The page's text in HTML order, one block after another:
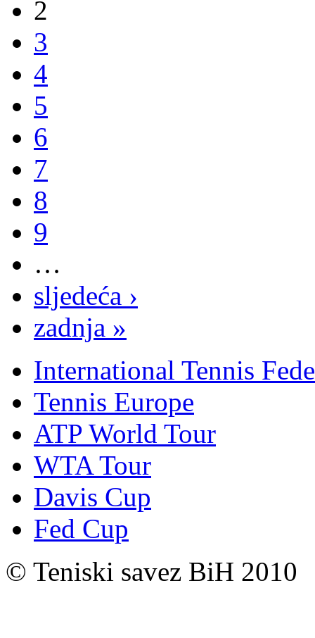
2
3
4
5
6
7
8
9
…
sljedeća ›
zadnja »
International Tennis
Tennis Europe
ATP World Tour
WTA Tour
Davis Cup
Fed Cup
© Teniski savez BiH 2010